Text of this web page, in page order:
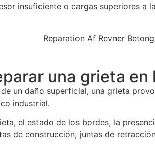
insuficiente o cargas superiores a
una grieta en
un daño superficial, una grieta
industrial.
el estado de los bordes, la
de construcción, juntas de